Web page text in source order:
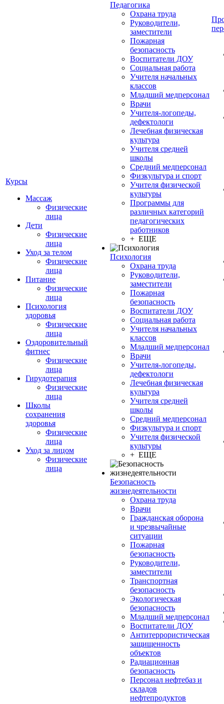
Курсы
Массаж
Физические
лица
Дети
Физические
лица
Уход за телом
Физические
лица
Питание
Физические
лица
Психология
здоровья
Физические
лица
Оздоровительный
фитнес
Физические
лица
Гирудотерапия
Физические
лица
Школы
сохранения
здоровья
Физические
лица
Уход за лицом
Физические
лица
Педагогика
Охрана труда
Руководители,
заместители
Пожарная
безопасность
Воспитатели ДОУ
Социальная работа
Учителя начальных
классов
Младший медперсонал
Врачи
Учителя-логопеды,
дефектологи
Лечебная физическая
культура
Учителя средней
школы
Средний медперсонал
Физкультура и спорт
Учителя физической
культуры
Программы для
различных категорий
педагогических
работников
+ ЕЩЕ
Психология
Охрана труда
Руководители,
заместители
Пожарная
безопасность
Воспитатели ДОУ
Социальная работа
Учителя начальных
классов
Младший медперсонал
Врачи
Учителя-логопеды,
дефектологи
Лечебная физическая
культура
Учителя средней
школы
Средний медперсонал
Физкультура и спорт
Учителя физической
культуры
+ ЕЩЕ
Безопасность
жизнедеятельности
Охрана труда
Врачи
Гражданская оборона
и чрезвычайные
ситуации
Пожарная
безопасность
Руководители,
заместители
Транспортная
безопасность
Экологическая
безопасность
Младший медперсонал
Воспитатели ДОУ
Антитеррористическая
защищенность
объектов
Радиационная
безопасность
Персонал нефтебаз и
складов
нефтепродуктов